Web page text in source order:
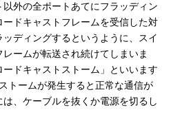
外の全ポートあてにフラッディン
ドキャストフレームを受信した対
ディングするというように、スイ
ームが転送され続けてしまいま
ドキャストストーム」といいます
トームが発生すると正常な通信が
、ケーブルを抜くか電源を切るし